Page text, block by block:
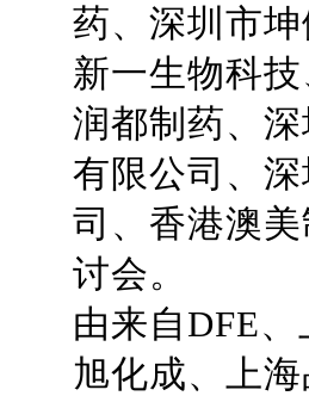
药、深圳市
新一生物科
润都制药、
有限公司、
司、香港澳
讨会。
由来自DFE
旭化成、上